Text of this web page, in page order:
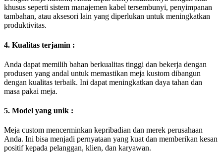
khusus seperti sistem manajemen kabel tersembunyi, penyimpanan
tambahan, atau aksesori lain yang diperlukan untuk meningkatkan
produktivitas.
4. Kualitas terjamin :
Anda dapat memilih bahan berkualitas tinggi dan bekerja dengan
produsen yang andal untuk memastikan meja kustom dibangun
dengan kualitas terbaik. Ini dapat meningkatkan daya tahan dan
masa pakai meja.
5. Model yang unik :
Meja custom mencerminkan kepribadian dan merek perusahaan
Anda. Ini bisa menjadi pernyataan yang kuat dan memberikan kesan
positif kepada pelanggan, klien, dan karyawan.